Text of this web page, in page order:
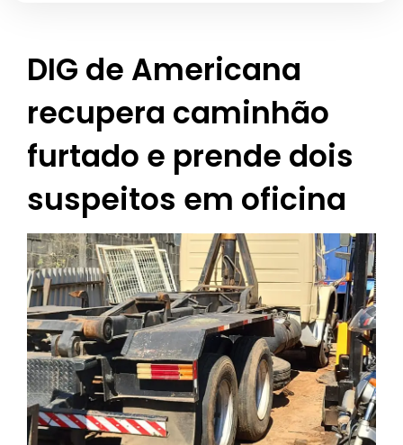
DIG de Americana
recupera caminhão
furtado e prende dois
suspeitos em oficina